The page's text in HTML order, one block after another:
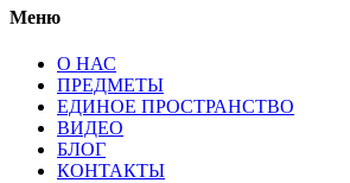
Меню
О НАС
ПРЕДМЕТЫ
ЕДИНОЕ ПРОСТРАНСТВО
ВИДЕО
БЛОГ
КОНТАКТЫ